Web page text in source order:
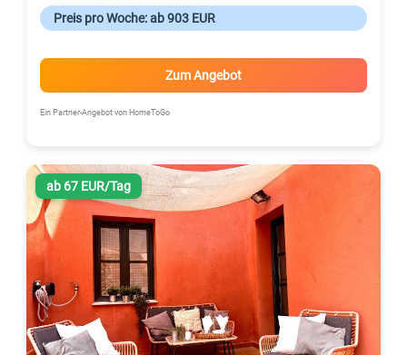
Preis pro Woche: ab 903 EUR
Zum Angebot
Ein Partner-Angebot von HomeToGo
ab 67 EUR/Tag